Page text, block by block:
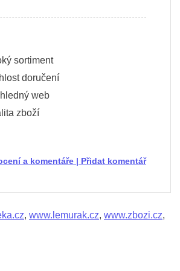
sortiment
doručení
web
zboží
Přidat komentář
|
a komentáře
, www.lemurak.cz, www.zbozi.cz,